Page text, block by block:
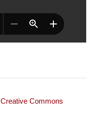
Creative Commons